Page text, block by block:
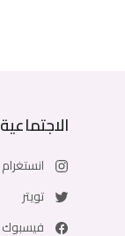
الاجتماعية
انستغرام
تويتر
فيسبوك